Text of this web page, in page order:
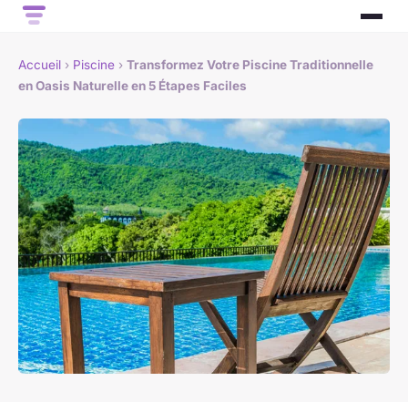
Accueil › Piscine › Transformez Votre Piscine Traditionnelle
en Oasis Naturelle en 5 Étapes Faciles